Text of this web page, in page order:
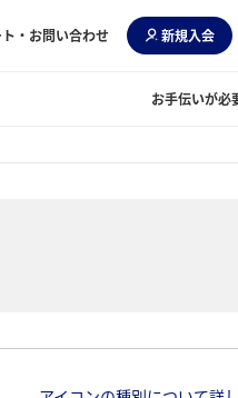
・お問い合わせ 新規入会
お手伝いが必